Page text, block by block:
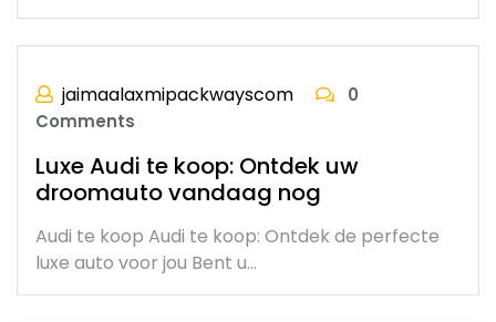
jaimaalaxmipackwayscom
0
Comments
Luxe Audi te koop: Ontdek uw
droomauto vandaag nog
Audi te koop Audi te koop: Ontdek de perfecte
luxe auto voor jou Bent u…